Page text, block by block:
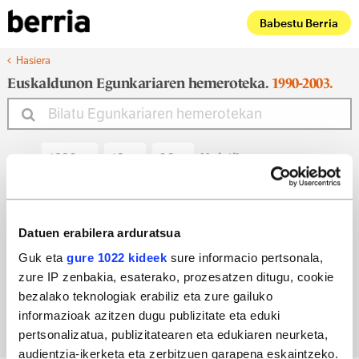
Datuen erabilera arduratsua
Guk eta gure 1022 kideek sure informacio pertsonala,
zure IP zenbakia, esaterako, prozesatzen ditugu, cookie
bezalako teknologiak erabiliz eta zure gailuko
informazioak azitzen dugu publizitate eta eduki
pertsonalizatua, publizitatearen eta edukiaren neurketa,
audientzia-ikerketa eta zerbitzuen garapena eskaintzeko.
Babestu Berria
Hasiera
Euskaldunon Egunkariaren hemeroteka. 1990-2003.
Noiztik
Noiz arte
Bilatu egun bateko edizioa